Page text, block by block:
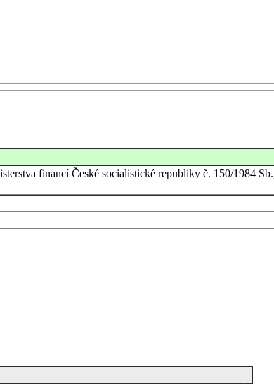
financí České socialistické republiky č. 150/1984